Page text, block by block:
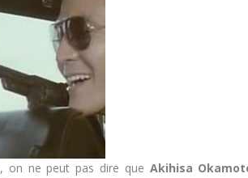
, on ne peut pas dire que Akihisa